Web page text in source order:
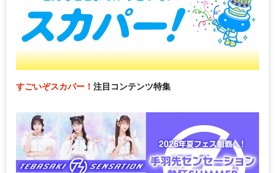
すごいぞスカパー！ 注目コンテンツ特集